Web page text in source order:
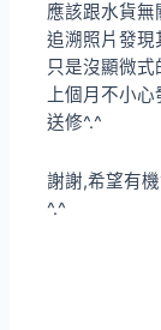
應該跟水貨
追溯照片發現
只是沒顯微
上個月不小
送修^.^
謝謝,希望有
^.^